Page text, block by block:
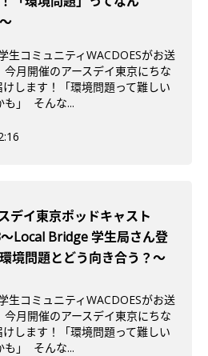
生コミュニティWACDOESがお送
月開催のアースデイ東京にちな
します！「環境問題って難しい
も」 そんな...
デイ東京ポッドキャスト
Local Bridge 学生局さん登
境問題とどう向き合う？〜
生コミュニティWACDOESがお送
月開催のアースデイ東京にちな
します！「環境問題って難しい
も」 そんな...